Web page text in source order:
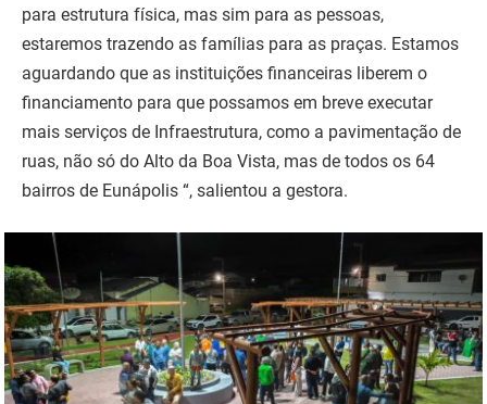
para estrutura física, mas sim para as pessoas,
estaremos trazendo as famílias para as praças. Estamos
aguardando que as instituições financeiras liberem o
financiamento para que possamos em breve executar
mais serviços de Infraestrutura, como a pavimentação de
ruas, não só do Alto da Boa Vista, mas de todos os 64
bairros de Eunápolis “, salientou a gestora.